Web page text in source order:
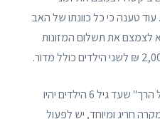
טענה כי כל כוונתו של האב
לצמצם את תשלום המזונות
ב"כ האם טענה שיש "חזקת הגיל הרך" שעד גיל 6 הילדים יהיו
חריג ומיוחד, יש לפעול